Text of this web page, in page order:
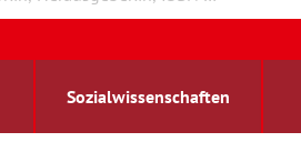
Sozialwissenschaften